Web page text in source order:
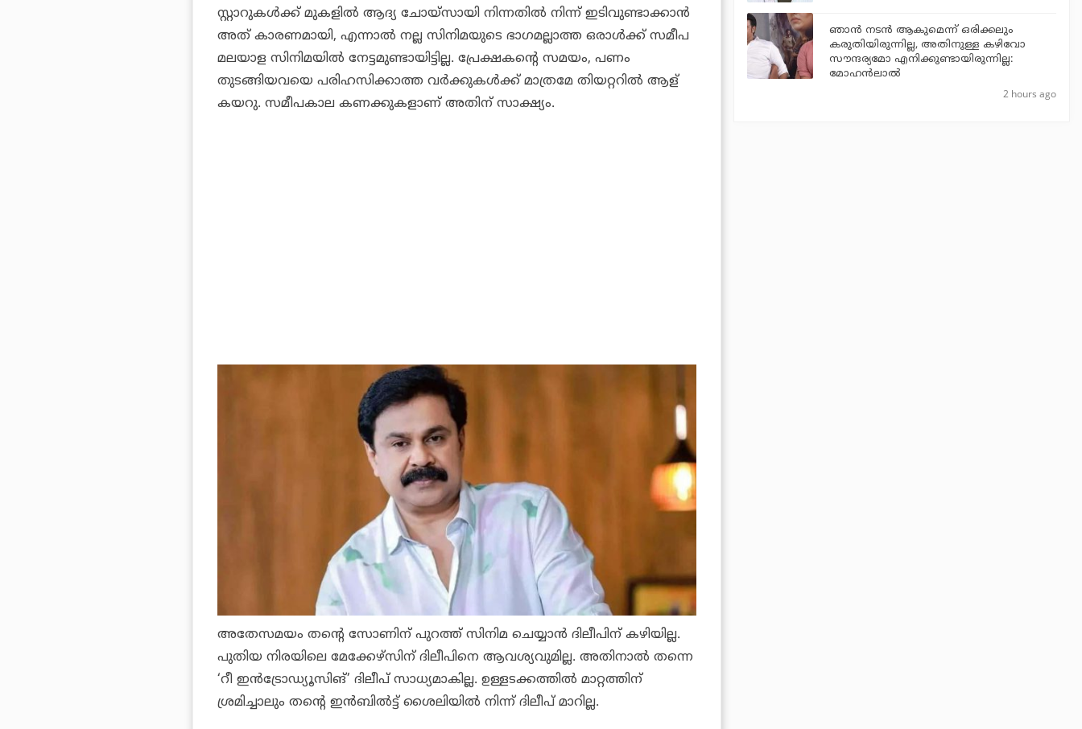
സ്റ്റാറുകള്‍ക്ക് മുകളില്‍ ആദ്യ ചോയ്സായി നിന്നതില്‍ നിന്ന് ഇടിവുണ്ടാക്കാന്‍
അത് കാരണമായി, എന്നാല്‍ നല്ല സിനിമയുടെ ഭാഗമല്ലാത്ത ഒരാള്‍ക്ക് സമീപ
മലയാള സിനിമയില്‍ നേട്ടമുണ്ടായിട്ടില്ല. പ്രേക്ഷകന്റെ സമയം, പണം
തുടങ്ങിയവയെ പരിഹസിക്കാത്ത വര്‍ക്കുകള്‍ക്ക് മാത്രമേ തിയറ്ററില്‍ ആള്
കയറു. സമീപകാല കണക്കുകളാണ് അതിന് സാക്ഷ്യം.
അതേസമയം തന്റെ സോണിന് പുറത്ത് സിനിമ ചെയ്യാന്‍ ദിലീപിന് കഴിയില്ല.
പുതിയ നിരയിലെ മേക്കേഴ്സിന് ദിലീപിനെ ആവശ്യവുമില്ല. അതിനാല്‍ തന്നെ
‘റീ ഇന്‍ട്രോഡ്യൂസിങ്’ ദിലീപ് സാധ്യമാകില്ല. ഉള്ളടക്കത്തില്‍ മാറ്റത്തിന്
ശ്രമിച്ചാലും തന്റെ ഇന്‍ബില്‍ട്ട് ശൈലിയില്‍ നിന്ന് ദിലീപ് മാറില്ല.
ഞാൻ നടൻ ആകുമെന്ന് ഒരിക്കലും
കരുതിയിരുന്നില്ല, അതിനുള്ള കഴിവോ
സൗന്ദര്യമോ എനിക്കുണ്ടായിരുന്നില്ല:
മോഹൻലാൽ
2 hours ago